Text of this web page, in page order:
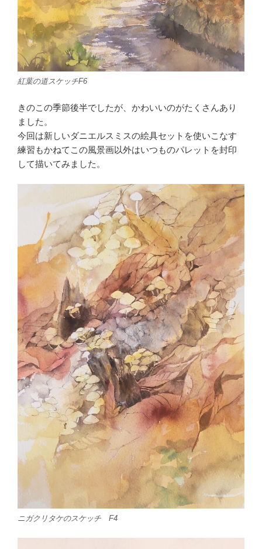
紅葉の道スケッチF6
きのこの季節後半でしたが、かわいいのがたくさんあり
ました。
今回は新しいダニエルスミスの絵具セットを使いこなす
練習もかねてこの風景画以外はいつものパレットを封印
して描いてみました。
ニガクリタケのスケッチ F4